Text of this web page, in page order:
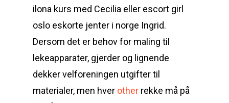
ilona kurs med Cecilia eller escort girl
oslo eskorte jenter i norge Ingrid.
Dersom det er behov for maling til
lekeapparater, gjerder og lignende
dekker velforeningen utgifter til
materialer, men hver other rekke må på